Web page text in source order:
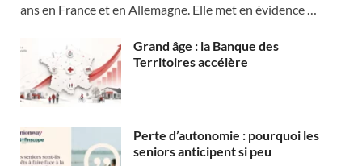
ans en France et en Allemagne. Elle met en évidence …
Grand âge : la Banque des
Territoires accélère
Perte d’autonomie : pourquoi les
seniors anticipent si peu